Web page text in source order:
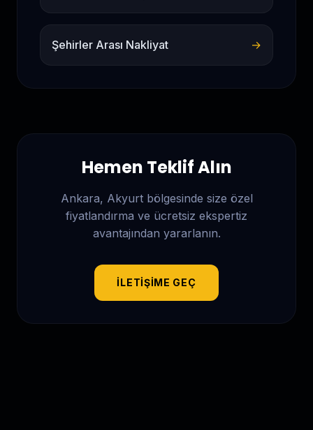
Şehirler Arası Nakliyat →
Hemen Teklif Alın
Ankara, Akyurtbölgesinde size özel
fiyatlandırma ve ücretsiz ekspertiz
avantajından yararlanın.
İLETIŞIME GEÇ